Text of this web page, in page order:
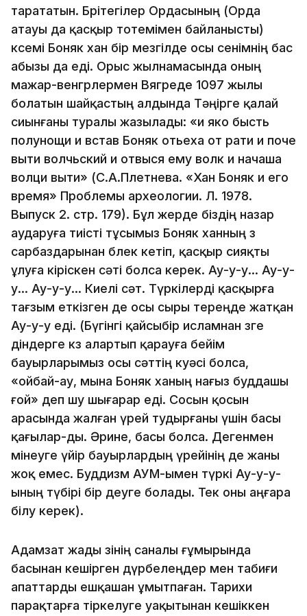
тарататын. Бөрiтегiлер Ордасының (Орда
атауы да қасқыр тотемiмен байланысты)
көсемi Боняк хан бiр мезгiлде осы сенiмнiң бас
абызы да едi. Орыс жыл­­на­­масында оның
мажар-венгрлермен Вягреде 1097 жылы
болатын шайқастың алдында Тәңiрге қалай
сиынғаны туралы жазылады: «и яко бысть
полунощи и встав Боняк отьеха от рати и поче
выти волчьский и отвыся ему волк и начаша
волци выти» (С.А.Плетнева. «Хан Боняк и его
время» Проблемы археологии. Л. 1978.
Выпуск 2. стр. 179). Бұл жерде бiздiң назар
аударуға тиiстi тұсымыз Боняк ханның өз
сарбаздарынан бөлек кетiп, қасқыр сияқты
ұлуға кiрiскен сәтi болса керек. Ау-у-у... Ау-у-
у... Ау-у-у... Киелi сәт. Түркiлердi қасқырға
тағзым еткiзген де осы сыры тереңде жатқан
Ау-у-у едi. (Бүгiнгi қайсыбiр исламнан өзге
дiндерге көз алартып қарауға бейiм
бауырларымыз осы сәттiң куәсi болса,
«ойбай-ау, мына Боняк ханың нағыз буддашы
ғой» деп шу шығарар едi. Сосын қосын
арасында жалған үрей тудырғаны үшiн басы
қағылар-ды. Әрине, басы болса. Дегенмен
мiнеуге үйiр бауырлардың үрейiнiң де жаны
жоқ емес. Буддизм АУМ-ымен түркi Ау-у-у-
ының түбiрi бiр деуге болады. Тек оны аңғара
бiлу керек).
Адамзат жады өзiнiң саналы ғұмырында
басынан кешiрген дүрбелеңдер мен табиғи
апаттарды ешқашан ұмытпаған. Тарихи
парақтарға тiркелуге уақытынан кешiккен